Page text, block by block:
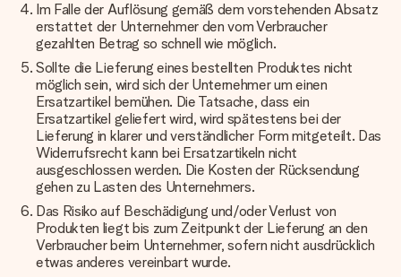
Im Falle der Auflösung gemäß dem vorstehenden Absatz
erstattet der Unternehmer den vom Verbraucher
gezahlten Betrag so schnell wie möglich.
Sollte die Lieferung eines bestellten Produktes nicht
möglich sein, wird sich der Unternehmer um einen
Ersatzartikel bemühen. Die Tatsache, dass ein
Ersatzartikel geliefert wird, wird spätestens bei der
Lieferung in klarer und verständlicher Form mitgeteilt. Das
Widerrufsrecht kann bei Ersatzartikeln nicht
ausgeschlossen werden. Die Kosten der Rücksendung
gehen zu Lasten des Unternehmers.
Das Risiko auf Beschädigung und/oder Verlust von
Produkten liegt bis zum Zeitpunkt der Lieferung an den
Verbraucher beim Unternehmer, sofern nicht ausdrücklich
etwas anderes vereinbart wurde.